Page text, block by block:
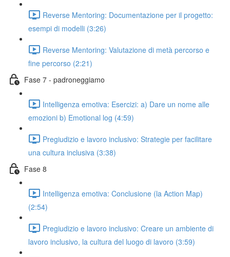
Reverse Mentoring: Documentazione per il progetto:
esempi di modelli (3:26)
Reverse Mentoring: Valutazione di metà percorso e
fine percorso (2:21)
Fase 7 - padroneggiamo
Intelligenza emotiva: Esercizi: a) Dare un nome alle
emozioni b) Emotional log (4:59)
Pregiudizio e lavoro inclusivo: Strategie per facilitare
una cultura inclusiva (3:38)
Fase 8
Intelligenza emotiva: Conclusione (la Action Map)
(2:54)
Pregiudizio e lavoro inclusivo: Creare un ambiente di
lavoro inclusivo, la cultura del luogo di lavoro (3:59)